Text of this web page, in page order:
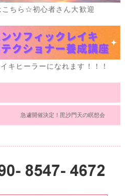
ちら☆初心者さん大歓迎
キヒーラーになれます！！！
急遽開催決定！毘沙門天の瞑想会